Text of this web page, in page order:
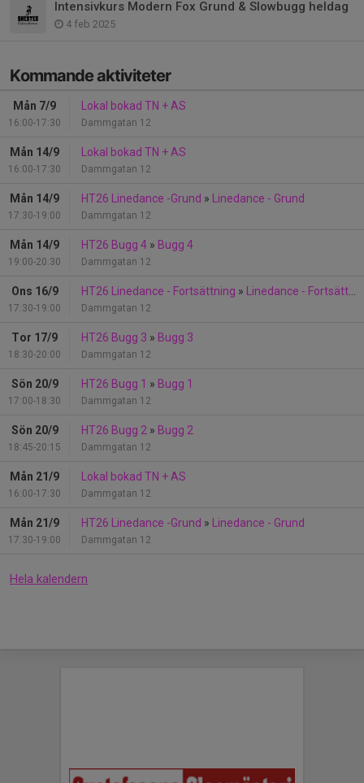
Intensivkurs Modern Fox Grund & Slowbugg heldag
4 feb 2025
Kommande aktiviteter
Mån 7/9
16:00-17:30
Lokal bokad TN + AS
Dammgatan 12
Mån 14/9
16:00-17:30
Lokal bokad TN + AS
Dammgatan 12
Mån 14/9
17:30-19:00
HT26 Linedance -Grund » Linedance - Grund
Dammgatan 12
Mån 14/9
19:00-20:30
HT26 Bugg 4 » Bugg 4
Dammgatan 12
Ons 16/9
17:30-19:00
HT26 Linedance - Fortsättning » Linedance - Fortsättning
Dammgatan 12
Tor 17/9
18:30-20:00
HT26 Bugg 3 » Bugg 3
Dammgatan 12
Sön 20/9
17:00-18:30
HT26 Bugg 1 » Bugg 1
Dammgatan 12
Sön 20/9
18:45-20:15
HT26 Bugg 2 » Bugg 2
Dammgatan 12
Mån 21/9
16:00-17:30
Lokal bokad TN + AS
Dammgatan 12
Mån 21/9
17:30-19:00
HT26 Linedance -Grund » Linedance - Grund
Dammgatan 12
Hela kalendern